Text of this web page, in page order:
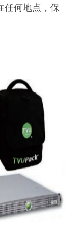
任何地点，保